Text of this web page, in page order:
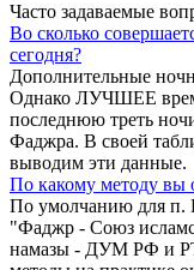
Часто задаваемые
Во сколько
сегодня?
Дополнительные
Однако ЛУЧШЕЕ
последнюю треть
Фаджра. В своей
выводим эти данные.
По какому методу вы
По умолчанию для п.
"Фаджр - Союз
намазы - ДУМ РФ и РТ